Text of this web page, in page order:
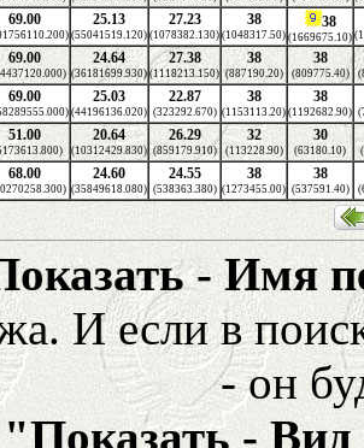
69.00 25.13
(55041519.120)
27.23
(1078382.130)
38
(1048317.50)
38
(1669675.10)
69.00 24.64
(36181699.930)
27.38
(1118213.150)
38
(887190.20)
38
(809775.40)
69.00 25.03
(44196136.020)
22.87
(323292.670)
38
(1153113.20)
38
(1192682.90)
51.00 20.64
(10312429.830)
26.29
(859179.910)
32
(113228.90)
30
(63180.10)
68.00 24.60
(35849618.080)
24.55
(538363.380)
38
(1273455.00)
38
(537591.40)
- Имя
И если в
- он
"Показать -